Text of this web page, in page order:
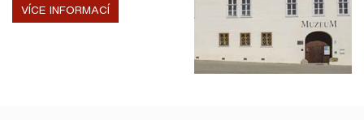
VÍCE INFORMACÍ